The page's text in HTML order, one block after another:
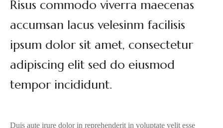
Risus commodo viverra maecenas
accumsan lacus velesinm facilisis
ipsum dolor sit amet, consectetur
adipiscing elit sed do eiusmod
tempor incididunt.
Duis aute irure dolor in reprehenderit in voluptate velit esse